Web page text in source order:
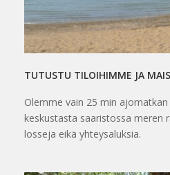
TUTUSTU TILOIHIMME JA
Olemme vain 25 min ajomatkan
keskustasta saaristossa meren
losseja eikä yhteysaluksia.